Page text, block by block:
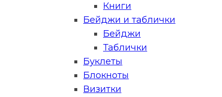
Книги
Бейджи и таблички
Бейджи
Таблички
Буклеты
Блокноты
Визитки